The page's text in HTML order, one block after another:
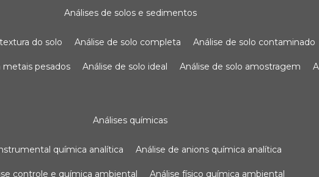
análises de solos e sedimentos
textura do solo análise de solo completa análise de solo contaminado
metais pesados análise de solo ideal análise de solo amostragem
análises químicas
química analítica análise de anions química analítica
controle e química ambiental análise físico química ambiental